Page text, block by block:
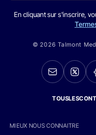
En cliquant sur s'inscrire,
© 2026 Talmont
MIEUX NOUS CONNAITRE